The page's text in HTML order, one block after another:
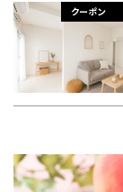
クーポン